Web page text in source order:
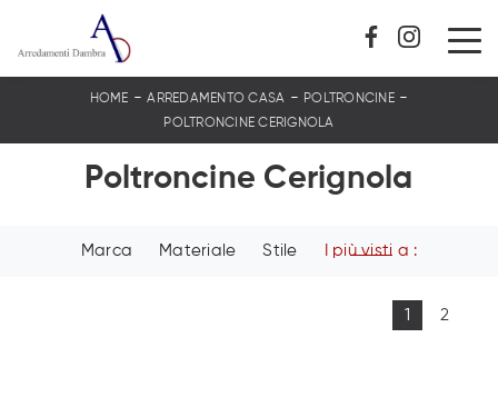
HOME -ARREDAMENTO CASA - POLTRONCINE-
POLTRONCINE CERIGNOLA
Poltroncine Cerignola
Marca Materiale Stile I più visti a :
1 2